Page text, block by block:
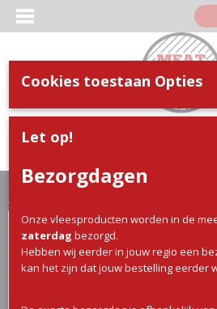
Inloggen
Home>Webshop>Kip> Chicken
Cookies toestaan Opties
Let op!
Bezorgdagen
Onze vleesproducten worden in de
zaterdag bezorgd.
Hebben wij eerder in jouw regio een
kan het zijn dat jouw bestelling eerder